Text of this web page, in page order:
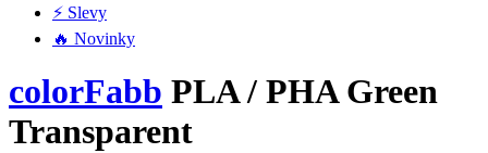
⚡ Slevy
🔥 Novinky
colorFabb PLA / PHA Green
Transparent